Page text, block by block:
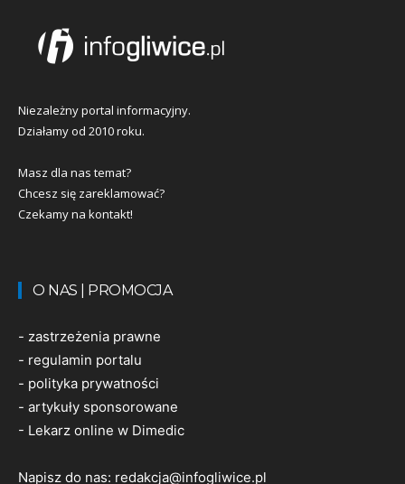
Niezależny portal informacyjny.
Działamy od 2010 roku.
Masz dla nas temat?
Chcesz się zareklamować?
Czekamy na kontakt!
O NAS | PROMOCJA
- zastrzeżenia prawne
- regulamin portalu
- polityka prywatności
- artykuły sponsorowane
- Lekarz online w Dimedic
Napisz do nas: redakcja@infogliwice.pl